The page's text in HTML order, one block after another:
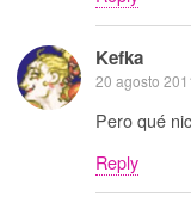
Kefka
20 agosto
Pero qué
Reply